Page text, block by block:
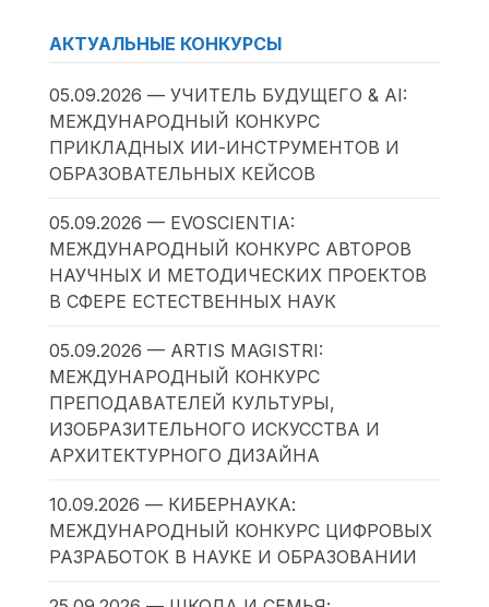
АКТУАЛЬНЫЕ КОНКУРСЫ
05.09.2026 — УЧИТЕЛЬ БУДУЩЕГО & AI:
МЕЖДУНАРОДНЫЙ КОНКУРС
ПРИКЛАДНЫХ ИИ-ИНСТРУМЕНТОВ И
ОБРАЗОВАТЕЛЬНЫХ КЕЙСОВ
05.09.2026 — EVOSCIENTIA:
МЕЖДУНАРОДНЫЙ КОНКУРС АВТОРОВ
НАУЧНЫХ И МЕТОДИЧЕСКИХ ПРОЕКТОВ
В СФЕРЕ ЕСТЕСТВЕННЫХ НАУК
05.09.2026 — ARTIS MAGISTRI:
МЕЖДУНАРОДНЫЙ КОНКУРС
ПРЕПОДАВАТЕЛЕЙ КУЛЬТУРЫ,
ИЗОБРАЗИТЕЛЬНОГО ИСКУССТВА И
АРХИТЕКТУРНОГО ДИЗАЙНА
10.09.2026 — КИБЕРНАУКА:
МЕЖДУНАРОДНЫЙ КОНКУРС ЦИФРОВЫХ
РАЗРАБОТОК В НАУКЕ И ОБРАЗОВАНИИ